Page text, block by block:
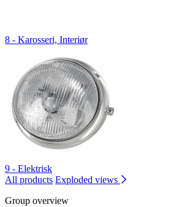
8 - Karosseri, Interiør
9 - Elektrisk
All products Exploded views
Group overview